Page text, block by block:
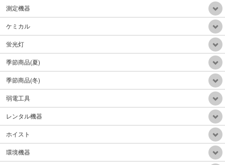
電動牽引車(電動牽引フックリフトアップ機能付)リフトアップ300Kg牽引力1.5ton
測定機器
ケミカル
蛍光灯
季節商品(夏)
季節商品(冬)
弱電工具
レンタル機器
ホイスト
環境機器